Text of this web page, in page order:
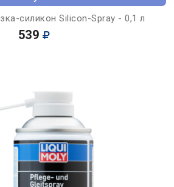
силикон Silicon-Spray - 0,1 л
539